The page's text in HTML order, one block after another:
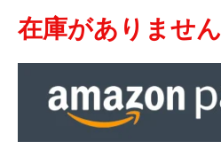
在庫がありません